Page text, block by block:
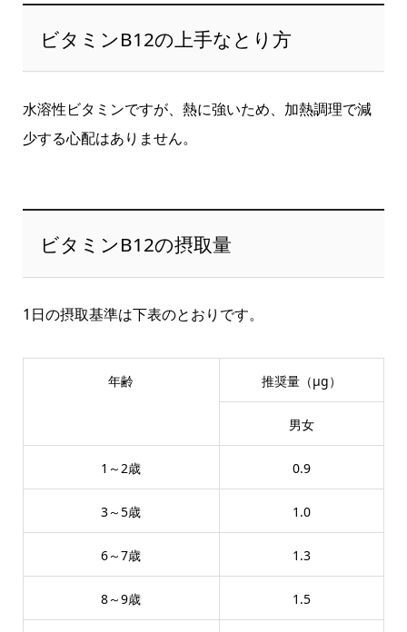
ビタミンB12の上手なとり方
水溶性ビタミンですが、熱に強いため、加熱調理で減
少する心配はありません。
ビタミンB12の摂取量
1日の摂取基準は下表のとおりです。
年齢 推奨量（μg）
男女
1～2歳 0.9
3～5歳 1.0
6～7歳 1.3
8～9歳 1.5